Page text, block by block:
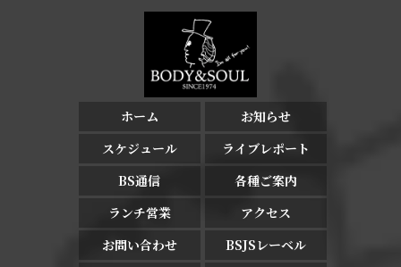
ホーム
お知らせ
スケジュール
ライブレポート
BS通信
各種ご案内
ランチ営業
アクセス
お問い合わせ
BSJSレーベル